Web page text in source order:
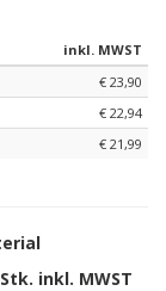
inkl. MWST
€ 23,90
€ 22,94
€ 21,99
Stk. inkl. MWST